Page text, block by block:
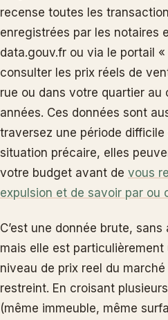
recense toutes les
enregistrées par les notaires
data.gouv.fr ou via le portail
consulter les prix réels de
rue ou dans votre quartier au
années. Ces données sont
traversez une période
situation précaire, elles
votre budget avant de vous
expulsion et de savoir par ou
C’est une donnée brute,
mais elle est
niveau de prix reel du
restreint. En croisant
(même immeuble, même